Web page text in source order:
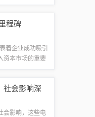
理想的生...
程碑
着企业成功吸引
资本市场的重要
空间。PE...
社会影响深
会影响，这些电